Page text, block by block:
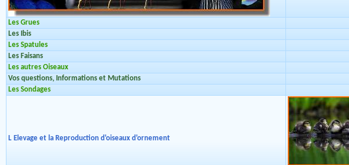
Les Grues
Les Ibis
Les Spatules
Les Faisans
Les autres Oiseaux
Vos questions, Informations et Mutations
Les Sondages
L Elevage et la Reproduction d'oiseaux d'ornement